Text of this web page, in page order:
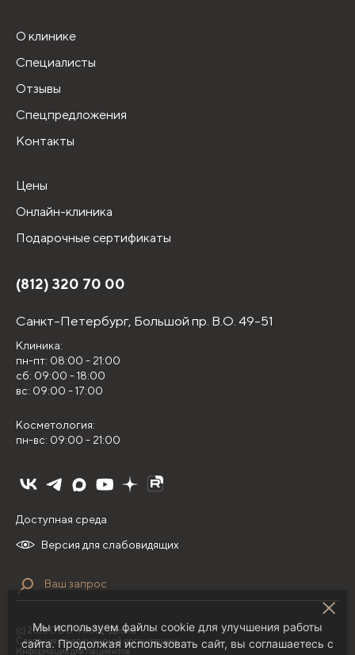
О клинике
Специалисты
Отзывы
Спецпредложения
Контакты
Цены
Онлайн-клиника
Подарочные сертификаты
(812) 320 70 00
Санкт-Петербург, Большой пр. В.О. 49-51
Клиника:
пн-пт: 08:00 - 21:00
сб: 09:00 - 18:00
вс: 09:00 - 17:00
Косметология:
пн-вс: 09:00 - 21:00
Версия для слабовидящих
Доступная среда
(с) 2026 ООО "НИЛЦ "Деома"
Сведения о медицинской организации
Информация для пациентов
Мы используем файлы cookie для улучшения работы
сайта. Продолжая использовать сайт, вы соглашаетесь с